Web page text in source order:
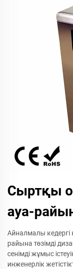
Сыртқы
ауа-
Айналмалы кедергі
райына төзімді
сенімді жұмыс
инженерлік